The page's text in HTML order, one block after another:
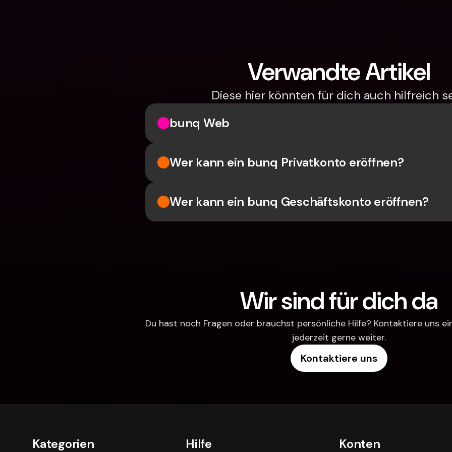
Verwandte Artikel
Diese hier könnten für dich auch hilfreich
bunq Web
Wer kann ein bunq Privatkonto eröffnen?
Wer kann ein bunq Geschäftskonto eröffnen?
Wir sind für dich da
Du hast noch Fragen oder brauchst persönliche Hilfe? Kontaktiere uns
jederzeit gerne weiter.
Kontaktiere uns
Kategorien Hilfe Konten